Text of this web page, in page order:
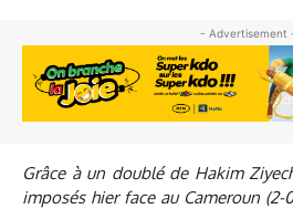
- Advertisement
Grâce à un doublé de Hakim
imposés hier face au Cameroun